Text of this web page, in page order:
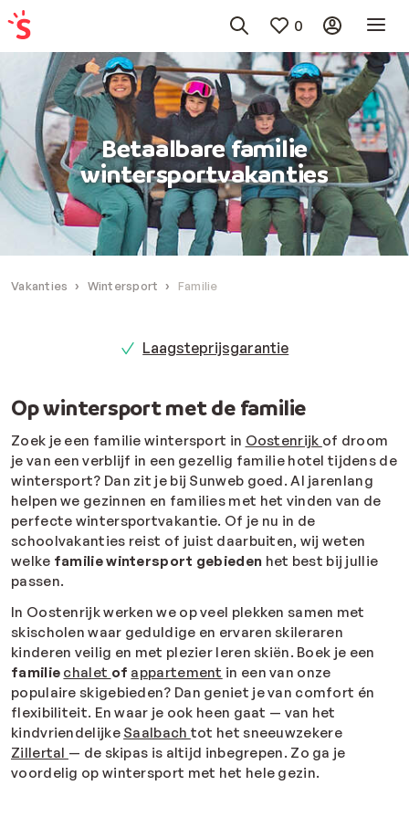
0
Betaalbare familie
wintersportvakanties
Vakanties Wintersport Familie
Laagsteprijsgarantie
Op wintersport met de familie
Zoek je een familie wintersport in Oostenrijk of droom
je van een verblijf in een gezellig familie hotel tijdens de
wintersport? Dan zit je bij Sunweb goed. Al jarenlang
helpen we gezinnen en families met het vinden van de
perfecte wintersportvakantie. Of je nu in de
schoolvakanties reist of juist daarbuiten, wij weten
welke familie wintersport gebieden het best bij jullie
passen.
In Oostenrijk werken we op veel plekken samen met
skischolen waar geduldige en ervaren skileraren
kinderen veilig en met plezier leren skiën. Boek je een
familie chalet of appartement in een van onze
populaire skigebieden? Dan geniet je van comfort én
flexibiliteit. En waar je ook heen gaat — van het
kindvriendelijke Saalbach tot het sneeuwzekere
Zillertal — de skipas is altijd inbegrepen. Zo ga je
voordelig op wintersport met het hele gezin.